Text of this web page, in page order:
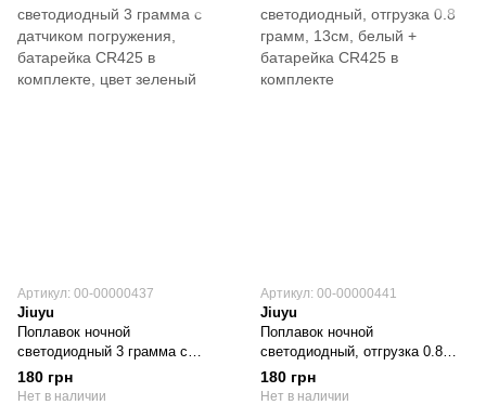
Артикул: 00-00000437
Jiuyu
Поплавок ночной
светодиодный 3 грамма с
датчиком погружения,
батарейка CR425 в комплекте,
180 грн
Нет в наличии
Артикул: 00-00000441
Jiuyu
Поплавок ночной
светодиодный, отгрузка 0.8
грамм, 13см, белый +
батарейка CR425 в комплекте
180 грн
Нет в наличии